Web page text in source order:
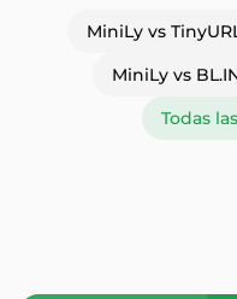
MiniLy vs
MiniLy vs
Todas